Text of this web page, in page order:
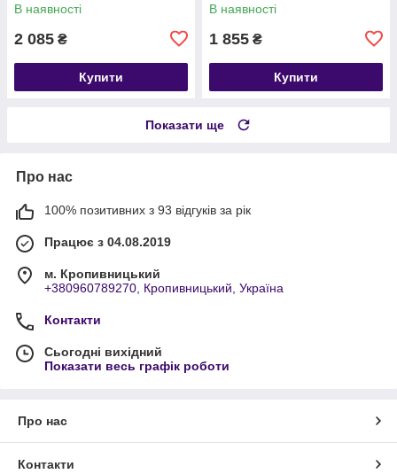
В наявності
2 085 ₴
Купити
В наявності
1 855 ₴
Купити
Показати ще
Про нас
100% позитивних з 93 відгуків за рік
Працює з 04.08.2019
м. Кропивницький
+380960789270, Кропивницький, Україна
Контакти
Сьогодні вихідний
Показати весь графік роботи
Про нас
Контакти